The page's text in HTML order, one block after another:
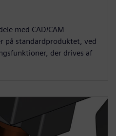
med CAD/CAM-
på standardproduktet, ved
der drives af